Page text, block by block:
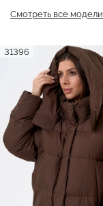
Смотреть все модели
31396